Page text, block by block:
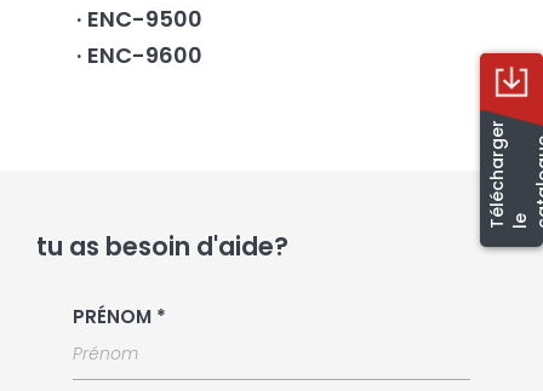
ENC-9500
ENC-9600
tu as besoin d'aide?
PRÉNOM *
T
é
l
é
c
h
a
r
e
r
l e
c
a
t
a
l
o
g
u